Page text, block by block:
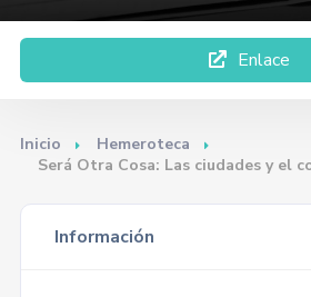
Enlace
Inicio
Hemeroteca
Será Otra Cosa: Las ciudades y el
Información